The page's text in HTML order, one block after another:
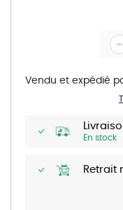
gallery
En stock
Retrait
-
Vendu et expédié